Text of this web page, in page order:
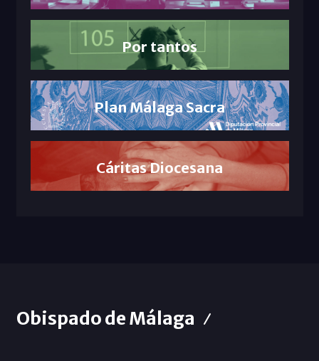
Por tantos
Plan Málaga Sacra
Cáritas Diocesana
Obispado de Málaga